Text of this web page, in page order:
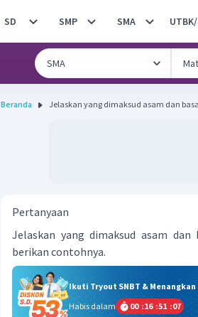
SD SMP SMA
Beranda Jelaskan yang dimaksud asam dan
Pertanyaan
Jelaskan yang dimaksud asam
berikan contohnya.
Ikuti Tryout SNBT & Menangkan
Habis dalam
00 :16 :51 :06